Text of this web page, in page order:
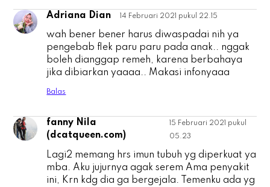
A Adriana Dian 14 Februari 2021 pukul 22.15
wah bener bener harus diwaspadai nih ya
pengebab flek paru paru pada anak.. nggak
boleh dianggap remeh, karena berbahaya
jika dibiarkan yaaaa.. Makasi infonyaaa
Balas
f
fanny Nila
(dcatqueen.com)
15 Februari 2021 pukul
05.23
Lagi2 memang hrs imun tubuh yg diperkuat ya
mba. Aku jujurnya agak serem Ama penyakit
ini, Krn kdg dia ga bergejala. Temenku ada yg